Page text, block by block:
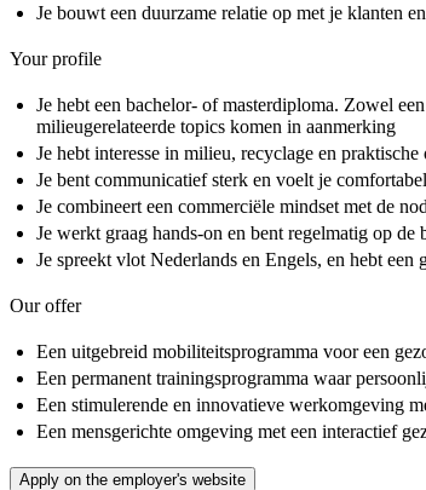
Je bouwt een duurzame relatie op met je klanten
Your profile
Je hebt een bachelor- of masterdiploma. Zowel
milieugerelateerde topics komen in aanmerking
Je hebt interesse in milieu, recyclage en praktische
Je bent communicatief sterk en voelt je
Je combineert een commerciële mindset met de
Je werkt graag hands-on en bent regelmatig op
Je spreekt vlot Nederlands en Engels, en hebt een
Our offer
Een uitgebreid mobiliteitsprogramma voor een
Een permanent trainingsprogramma waar
Een stimulerende en innovatieve werkomgeving
Een mensgerichte omgeving met een interactief
Apply on the employer's website